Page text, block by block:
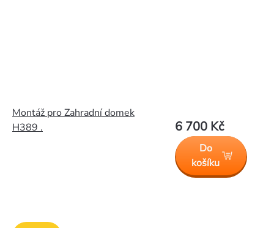
Montáž pro Zahradní domek
H389 .
6 700 Kč
Do
košíku